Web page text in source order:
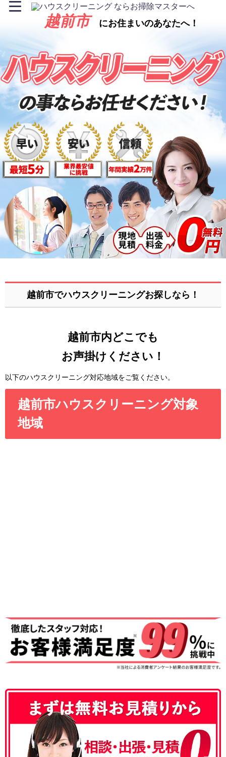
越前市 にお住まいのあなたへ！
越前市でハウスクリーニングお探しなら！
越前市内どこでも
お声掛けください！
以下のハウスクリーニング対応地域をご覧ください。
越前市ハウスクリーニング対象
地域